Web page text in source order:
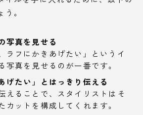
。
写真を見せる
ラフにかきあげたい」というイ
写真を見せるのが一番です。
げたい」とはっきり伝える
えることで、スタイリストはそ
カットを構成してくれます。